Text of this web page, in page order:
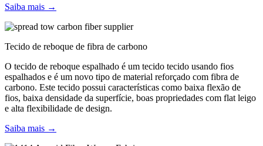
Saiba mais →
Tecido de reboque de fibra de carbono
O tecido de reboque espalhado é um tecido tecido usando fios
espalhados e é um novo tipo de material reforçado com fibra de
carbono. Este tecido possui características como baixa flexão de
fios, baixa densidade da superfície, boas propriedades com flat leigo
e alta flexibilidade de design.
Saiba mais →